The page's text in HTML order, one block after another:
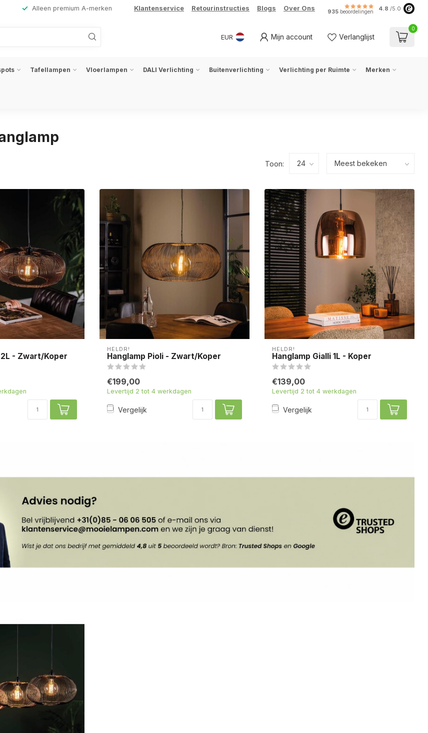
Alleen premium A-merken Klantenservice Retourinstructies Blogs Over Ons 935 beoordelingen 4.8 /5.0
EUR Mijn account Verlanglijst
0
Tafellampen Vloerlampen DALI Verlichting Buitenverlichting Verlichting per Ruimte Merken
Toon:
- Zwart/Koper
HELDR!
Hanglamp Pioli - Zwart/Koper
€199,00
Levertijd 2 tot 4 werkdagen
Vergelijk
HELDR!
Hanglamp Gialli 1L - Koper
€139,00
Levertijd 2 tot 4 werkdagen
Vergelijk